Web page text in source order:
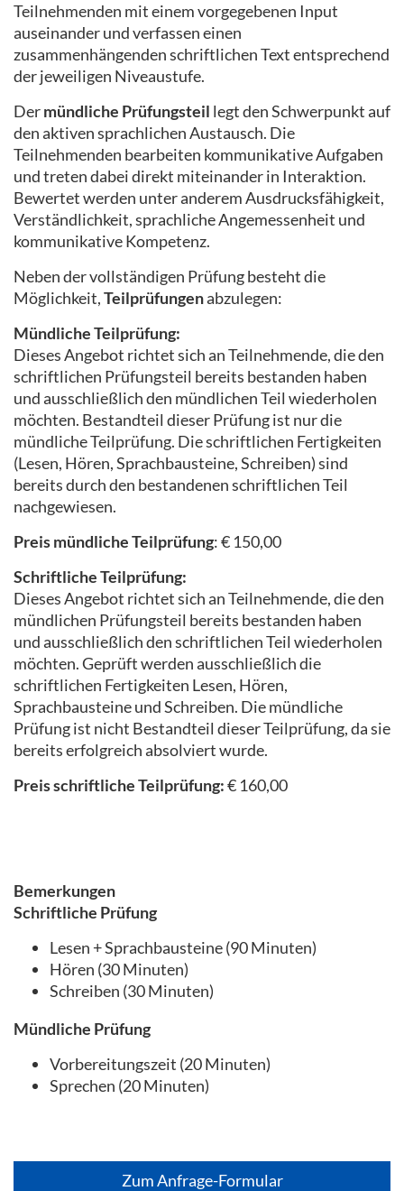
Teilnehmenden mit einem vorgegebenen Input
auseinander und verfassen einen
zusammenhängenden schriftlichen Text entsprechend
der jeweiligen Niveaustufe.
Dermündliche Prüfungsteil legt den Schwerpunkt auf
den aktiven sprachlichen Austausch. Die
Teilnehmenden bearbeiten kommunikative Aufgaben
und treten dabei direkt miteinander in Interaktion.
Bewertet werden unter anderem Ausdrucksfähigkeit,
Verständlichkeit, sprachliche Angemessenheit und
kommunikative Kompetenz.
Neben der vollständigen Prüfung besteht die
Möglichkeit,Teilprüfungenabzulegen:
Mündliche Teilprüfung:
Dieses Angebot richtet sich an Teilnehmende, die den
schriftlichen Prüfungsteil bereits bestanden haben
und ausschließlich den mündlichen Teil wiederholen
möchten. Bestandteil dieser Prüfung ist nur die
mündliche Teilprüfung. Die schriftlichen Fertigkeiten
(Lesen, Hören, Sprachbausteine, Schreiben) sind
bereits durch den bestandenen schriftlichen Teil
nachgewiesen.
Preis mündliche Teilprüfung: € 150,00
Schriftliche Teilprüfung:
Dieses Angebot richtet sich an Teilnehmende, die den
mündlichen Prüfungsteil bereits bestanden haben
und ausschließlich den schriftlichen Teil wiederholen
möchten. Geprüft werden ausschließlich die
schriftlichen Fertigkeiten Lesen, Hören,
Sprachbausteine und Schreiben. Die mündliche
Prüfung ist nicht Bestandteil dieser Teilprüfung, da sie
bereits erfolgreich absolviert wurde.
Preis schriftliche Teilprüfung:€ 160,00
Bemerkungen
Schriftliche Prüfung
Lesen + Sprachbausteine (90 Minuten)
Hören (30 Minuten)
Schreiben (30 Minuten)
Mündliche Prüfung
Vorbereitungszeit (20 Minuten)
Sprechen (20 Minuten)
Zum Anfrage-Formular